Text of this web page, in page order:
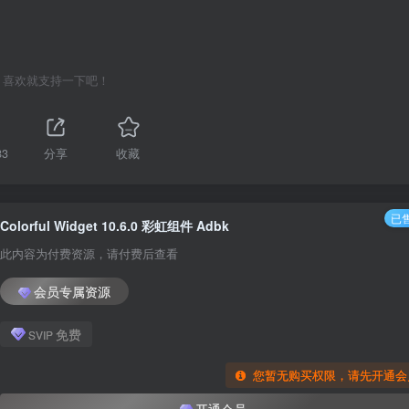
喜欢就支持一下吧！
分享 收藏
Colorful Widget 10.6.0 彩虹组件 Adbk
此内容为付费资源，请付费后查看
会员专属资源
SVIP 免费
您暂无购买权限，请先开通
已